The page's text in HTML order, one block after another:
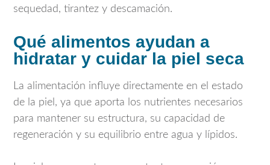
sequedad, tirantez y descamación.
Qué alimentos ayudan a
hidratar y cuidar la piel seca
La alimentación influye directamente en el estado
de la piel, ya que aporta los nutrientes necesarios
para mantener su estructura, su capacidad de
regeneración y su equilibrio entre agua y lípidos.